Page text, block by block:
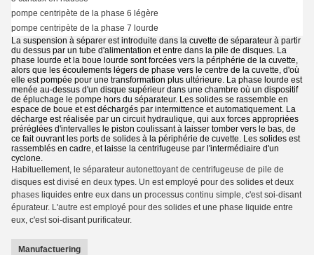
pompe centripète de la phase 6 légère
pompe centripète de la phase 7 lourde
La suspension à séparer est introduite dans la cuvette de séparateur à partir
du dessus par un tube d'alimentation et entre dans la pile de disques. La
phase lourde et la boue lourde sont forcées vers la périphérie de la cuvette,
alors que les écoulements légers de phase vers le centre de la cuvette, d'où
elle est pompée pour une transformation plus ultérieure. La phase lourde est
menée au-dessus d'un disque supérieur dans une chambre où un dispositif
de épluchage le pompe hors du séparateur. Les solides se rassemble en
espace de boue et est déchargés par intermittence et automatiquement. La
décharge est réalisée par un circuit hydraulique, qui aux forces appropriées
préréglées d'intervalles le piston coulissant à laisser tomber vers le bas, de
ce fait ouvrant les ports de solides à la périphérie de cuvette. Les solides est
rassemblés en cadre, et laisse la centrifugeuse par l'intermédiaire d'un
cyclone.
Habituellement, le séparateur autonettoyant de centrifugeuse de pile de
disques est divisé en deux types. Un est employé pour des solides et deux
phases liquides entre eux dans un processus continu simple, c'est soi-disant
épurateur. L'autre est employé pour des solides et une phase liquide entre
eux, c'est soi-disant purificateur.
Manufactuering